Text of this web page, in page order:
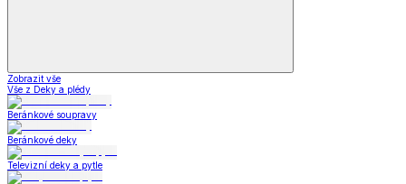
Zobrazit vše
Vše z Deky a plédy
Beránkové soupravy
Beránkové deky
Televizní deky a pytle